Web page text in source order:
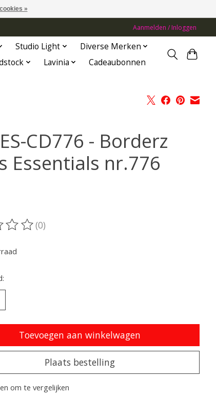
Aanmelden / Inloggen
Studio Light
Diverse Merken
Lavinia Cadeaubonnen
CD776 - Borderz
Essentials nr.776
van dit product is
(0)
Toevoegen aan winkelwagen
Plaats bestelling
om te vergelijken
»